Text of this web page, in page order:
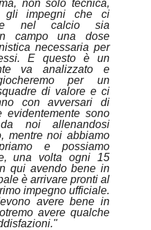
non solo tecnica,
gli impegni che ci
nel calcio sia
campo una dose
necessaria per
E questo è un
va analizzato e
per un
di valore e ci
con avversari di
evidentemente sono
noi allenandosi
mentre noi abbiamo
e possiamo
una volta ogni 15
qui avendo bene in
è arrivare pronti al
impegno ufficiale.
avere bene in
avere qualche